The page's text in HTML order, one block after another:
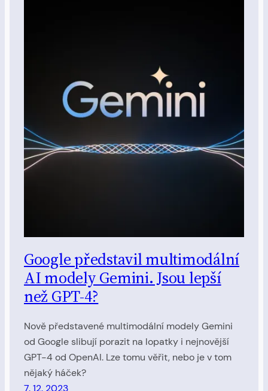
Google představil multimodální
AI modely Gemini. Jsou lepší
než GPT-4?
Nově představené multimodální modely Gemini
od Google slibují porazit na lopatky i nejnovější
GPT-4 od OpenAI. Lze tomu věřit, nebo je v tom
nějaký háček?